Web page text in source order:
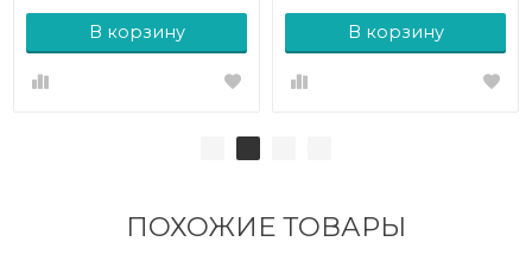
В корзину В корзину
ПОХОЖИЕ ТОВАРЫ